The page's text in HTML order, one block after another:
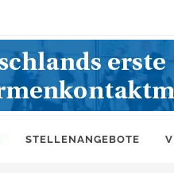
STELLENANGEBOTE